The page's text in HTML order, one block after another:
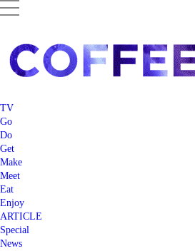
TV
Go
Do
Get
Make
Meet
Eat
Enjoy
ARTICLE
Special
News